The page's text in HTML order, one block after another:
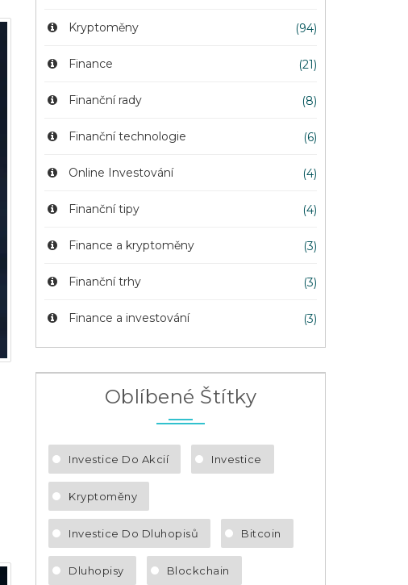
Kryptoměny (94)
Finance (21)
Finanční rady (8)
Finanční technologie (6)
Online Investování (4)
Finanční tipy (4)
Finance a kryptoměny (3)
Finanční trhy (3)
Finance a investování (3)
Oblíbené Štítky
Investice Do Akcií Investice
Kryptoměny
Investice Do Dluhopisů Bitcoin
Dluhopisy Blockchain